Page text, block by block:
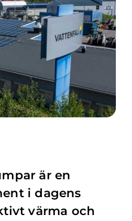
är en
i dagens
värma och